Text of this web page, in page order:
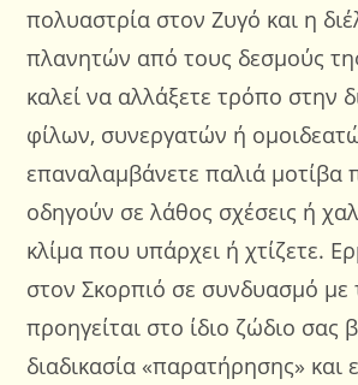
πολυαστρία στον Ζυγό και η
πλανητών από τους δεσμούς
καλεί να αλλάξετε τρόπο στην
φίλων, συνεργατών ή
επαναλαμβάνετε παλιά μοτίβα
οδηγούν σε λάθος σχέσεις ή
κλίμα που υπάρχει ή χτίζετε.
στον Σκορπιό σε συνδυασμό
προηγείται στο ίδιο ζώδιο σας
διαδικασία «παρατήρησης» και